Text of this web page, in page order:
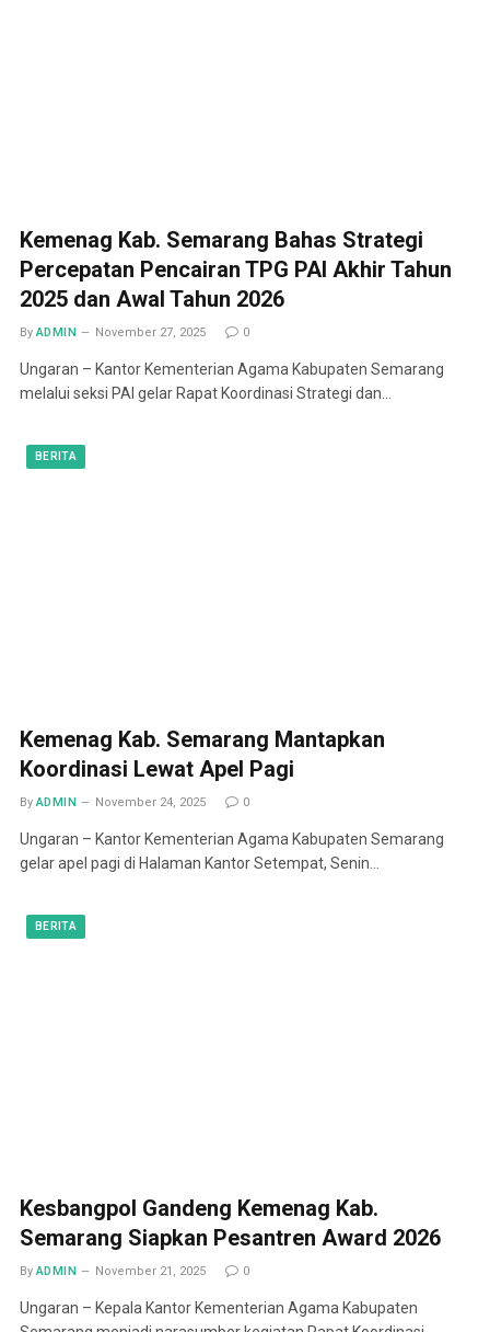
Kemenag Kab. Semarang Bahas Strategi
Percepatan Pencairan TPG PAI Akhir Tahun
2025 dan Awal Tahun 2026
By ADMIN November 27, 2025 0
Ungaran – Kantor Kementerian Agama Kabupaten Semarang
melalui seksi PAI gelar Rapat Koordinasi Strategi dan…
BERITA
Kemenag Kab. Semarang Mantapkan
Koordinasi Lewat Apel Pagi
By ADMIN November 24, 2025 0
Ungaran – Kantor Kementerian Agama Kabupaten Semarang
gelar apel pagi di Halaman Kantor Setempat, Senin…
BERITA
Kesbangpol Gandeng Kemenag Kab.
Semarang Siapkan Pesantren Award 2026
By ADMIN November 21, 2025 0
Ungaran – Kepala Kantor Kementerian Agama Kabupaten